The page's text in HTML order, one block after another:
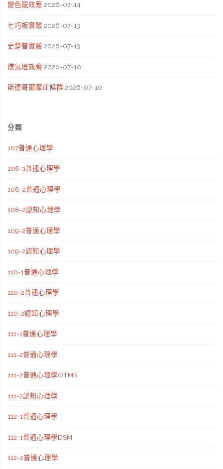
變色龍效應 2026-07-14
七巧板實驗 2026-07-13
史楚普實驗 2026-07-13
煤氣燈效應 2026-07-10
斯德哥爾摩症候群 2026-07-10
分類
107普通心理學
108-1普通心理學
108-2普通心理學
108-2認知心理學
109-2普通心理學
109-2認知心理學
110-1普通心理學
110-2普通心理學
110-2認知心理學
111-1普通心理學
111-2普通心理學
111-2普通心理學OTMS
111-2認知心理學
112-1普通心理學
112-1普通心理學DSM
112-2普通心理學